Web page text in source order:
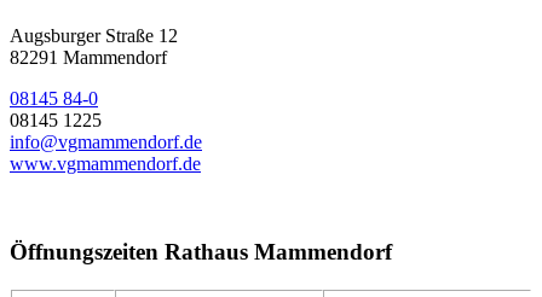
Augsburger Straße 12
82291 Mammendorf
08145 84-0
08145 1225
info@vgmammendorf.de
www.vgmammendorf.de
Öffnungszeiten Rathaus Mammendorf